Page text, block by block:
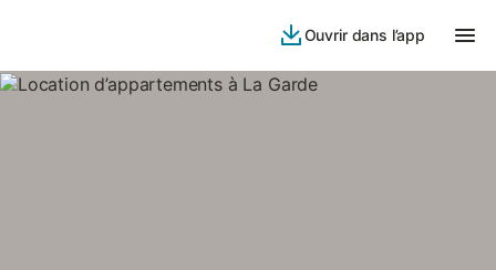
Ouvrir dans l’app